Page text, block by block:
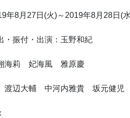
年8月27日(火)～2019年8月28日(
・振付・出演：玉野和紀
海莉 妃海風 雅原慶
渡辺大輔 中河内雅貴 坂元健児